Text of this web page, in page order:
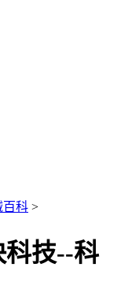
百科 >
技--科